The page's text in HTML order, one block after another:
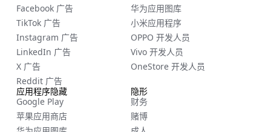
Facebook 广告
TikTok 广告
Instagram 广告
LinkedIn 广告
X 广告
Reddit 广告
隐形
财务
赌博
华为应用图库
小米应用程序
OPPO 开发人员
Vivo 开发人员
OneStore 开发人员
应用程序隐藏
Google Play
苹果应用商店